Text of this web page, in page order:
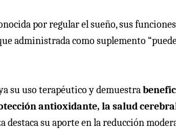
por regular el sueño, sus
administrada como suplemento
su uso terapéutico y demuestra
antioxidante, la salud
destaca su aporte en la reducción